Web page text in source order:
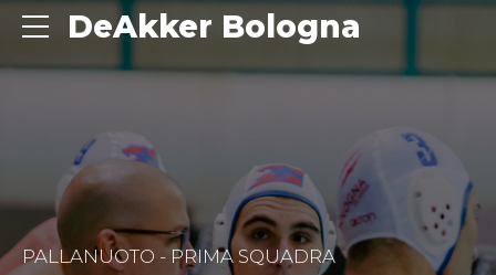
DeAkker Bologna
PALLANUOTO - PRIMA SQUADRA